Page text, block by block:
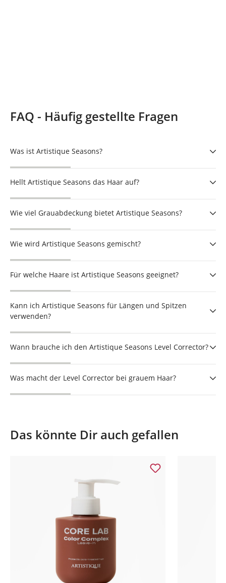
FAQ - Häufig gestellte Fragen
Was ist Artistique Seasons?
Hellt Artistique Seasons das Haar auf?
Wie viel Grauabdeckung bietet Artistique Seasons?
Wie wird Artistique Seasons gemischt?
Für welche Haare ist Artistique Seasons geeignet?
Kann ich Artistique Seasons für Längen und Spitzen
verwenden?
Wann brauche ich den Artistique Seasons Level Corrector?
Was macht der Level Corrector bei grauem Haar?
Das könnte Dir auch gefallen